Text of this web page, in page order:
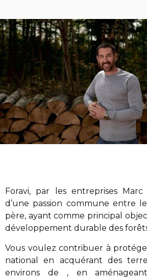
Foravi, par les entreprises Marc
d’une passion commune entre
père, ayant comme principal
développement durable des
Vous voulez contribuer à
national en acquérant des
environs de , en